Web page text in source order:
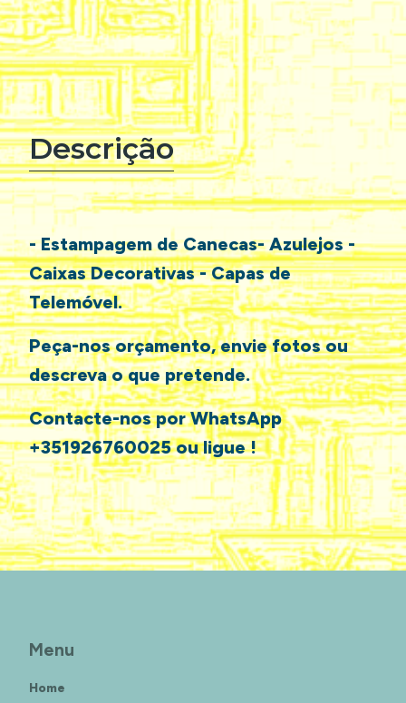
Características
Descrição
- Estampagem de Canecas- Azulejos -
Caixas Decorativas - Capas de
Telemóvel.
Peça-nos orçamento, envie fotos ou
descreva o que pretende.
Contacte-nos por WhatsApp
+351926760025 ou ligue !
Menu
Home